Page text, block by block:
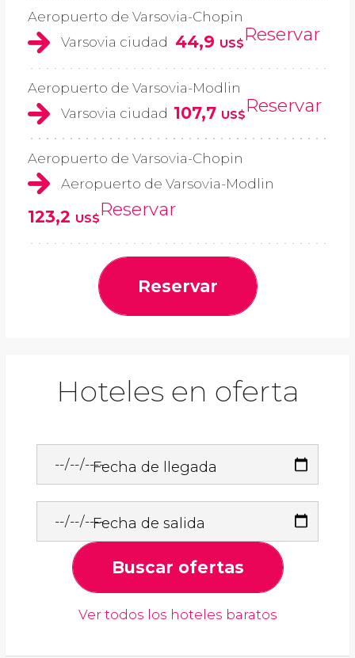
Aeropuerto de Varsovia-Chopin
Varsovia ciudad 44,9 US$Reservar
Aeropuerto de Varsovia-Modlin
Varsovia ciudad 107,7 US$Reservar
Aeropuerto de Varsovia-Chopin
Aeropuerto de Varsovia-Modlin
123,2 US$Reservar
Reservar
Hoteles en oferta
Fecha de llegada
Fecha de salida
Buscar ofertas
Ver todos los hoteles baratos